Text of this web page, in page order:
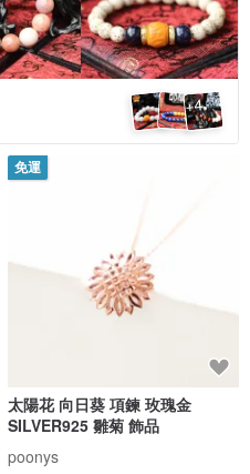
+4
免運
太陽花 向日葵 項鍊 玫瑰金
SILVER925 雛菊 飾品
poonys